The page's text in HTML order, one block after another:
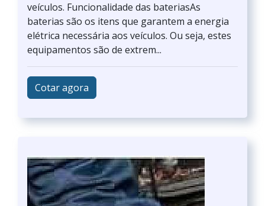
veículos. Funcionalidade das bateriasAs
baterias são os itens que garantem a energia
elétrica necessária aos veículos. Ou seja, estes
equipamentos são de extrem...
Cotar agora